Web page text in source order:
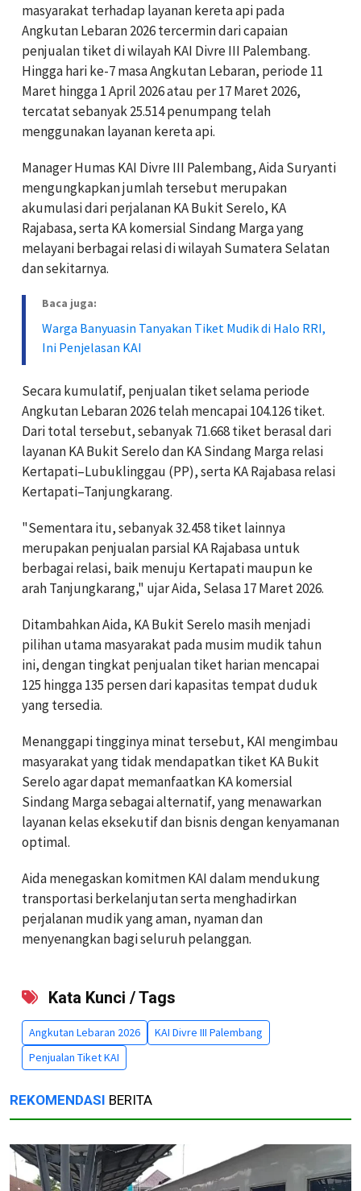
masyarakat terhadap layanan kereta api pada
Angkutan Lebaran 2026 tercermin dari capaian
penjualan tiket di wilayah KAI Divre III Palembang.
Hingga hari ke-7 masa Angkutan Lebaran, periode 11
Maret hingga 1 April 2026 atau per 17 Maret 2026,
tercatat sebanyak 25.514 penumpang telah
menggunakan layanan kereta api.
Manager Humas KAI Divre III Palembang, Aida Suryanti
mengungkapkan jumlah tersebut merupakan
akumulasi dari perjalanan KA Bukit Serelo, KA
Rajabasa, serta KA komersial Sindang Marga yang
melayani berbagai relasi di wilayah Sumatera Selatan
dan sekitarnya.
Baca juga:
Warga Banyuasin Tanyakan Tiket Mudik di Halo RRI,
Ini Penjelasan KAI
Secara kumulatif, penjualan tiket selama periode
Angkutan Lebaran 2026 telah mencapai 104.126 tiket.
Dari total tersebut, sebanyak 71.668 tiket berasal dari
layanan KA Bukit Serelo dan KA Sindang Marga relasi
Kertapati–Lubuklinggau (PP), serta KA Rajabasa relasi
Kertapati–Tanjungkarang.
"Sementara itu, sebanyak 32.458 tiket lainnya
merupakan penjualan parsial KA Rajabasa untuk
berbagai relasi, baik menuju Kertapati maupun ke
arah Tanjungkarang," ujar Aida, Selasa 17 Maret 2026.
Ditambahkan Aida, KA Bukit Serelo masih menjadi
pilihan utama masyarakat pada musim mudik tahun
ini, dengan tingkat penjualan tiket harian mencapai
125 hingga 135 persen dari kapasitas tempat duduk
yang tersedia.
Menanggapi tingginya minat tersebut, KAI mengimbau
masyarakat yang tidak mendapatkan tiket KA Bukit
Serelo agar dapat memanfaatkan KA komersial
Sindang Marga sebagai alternatif, yang menawarkan
layanan kelas eksekutif dan bisnis dengan kenyamanan
optimal.
Aida menegaskan komitmen KAI dalam mendukung
transportasi berkelanjutan serta menghadirkan
perjalanan mudik yang aman, nyaman dan
menyenangkan bagi seluruh pelanggan.
Kata Kunci / Tags
Angkutan Lebaran 2026
KAI Divre III Palembang
Penjualan Tiket KAI
REKOMENDASI BERITA